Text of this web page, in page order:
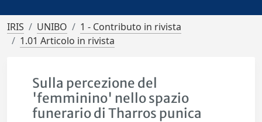
IRIS UNIBO
1 - Contributo in rivista
1.01 Articolo in rivista
Sulla percezione del
'femminino' nello spazio
funerario di Tharros punica